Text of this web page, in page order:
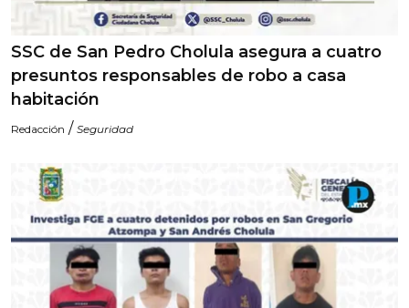
SSC de San Pedro Cholula asegura a cuatro
presuntos responsables de robo a casa
habitación
Redacción / Seguridad